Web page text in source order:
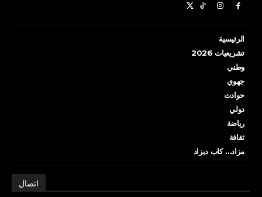
الرئيسية
تشريعيات 2026
وطني
جهوي
حوادث
دولي
رياضة
ثقافة
مزاد… كاب ديزاد
اتصال